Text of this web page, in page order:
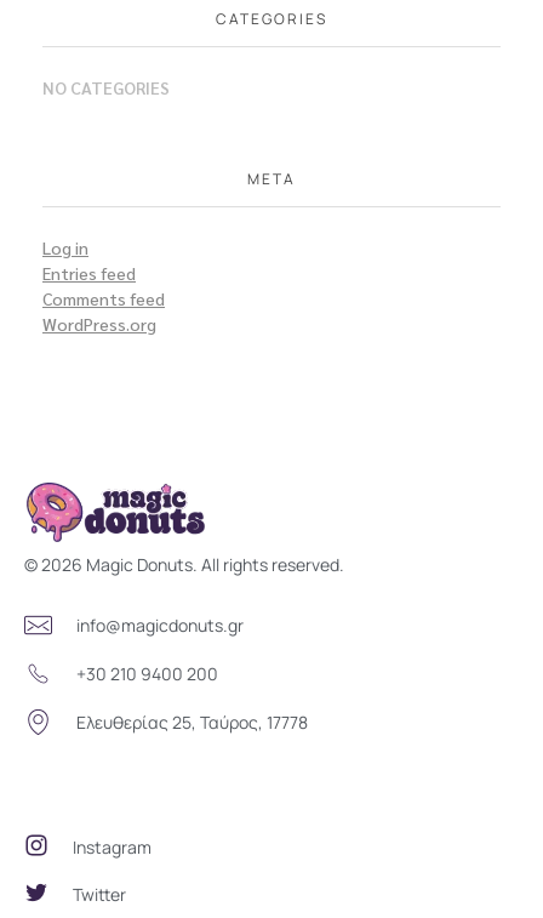
CATEGORIES
NO CATEGORIES
META
Log in
Entries feed
Comments feed
WordPress.org
Magic Donuts
© 2026 Magic Donuts. All rights reserved.
info@magicdonuts.gr
+30 210 9400 200
Ελευθερίας 25, Ταύρος, 17778
Instagram
Twitter